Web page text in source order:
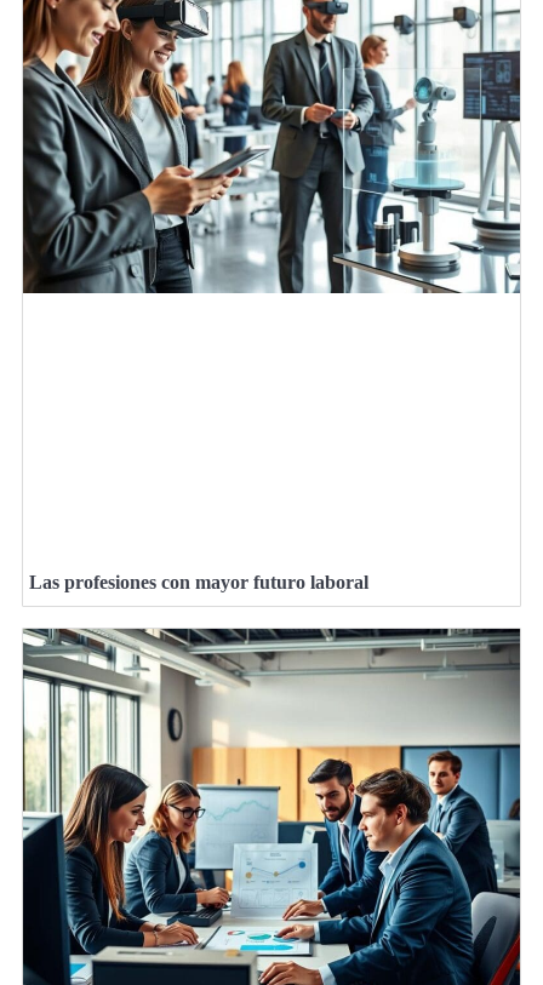
Las profesiones con mayor futuro laboral